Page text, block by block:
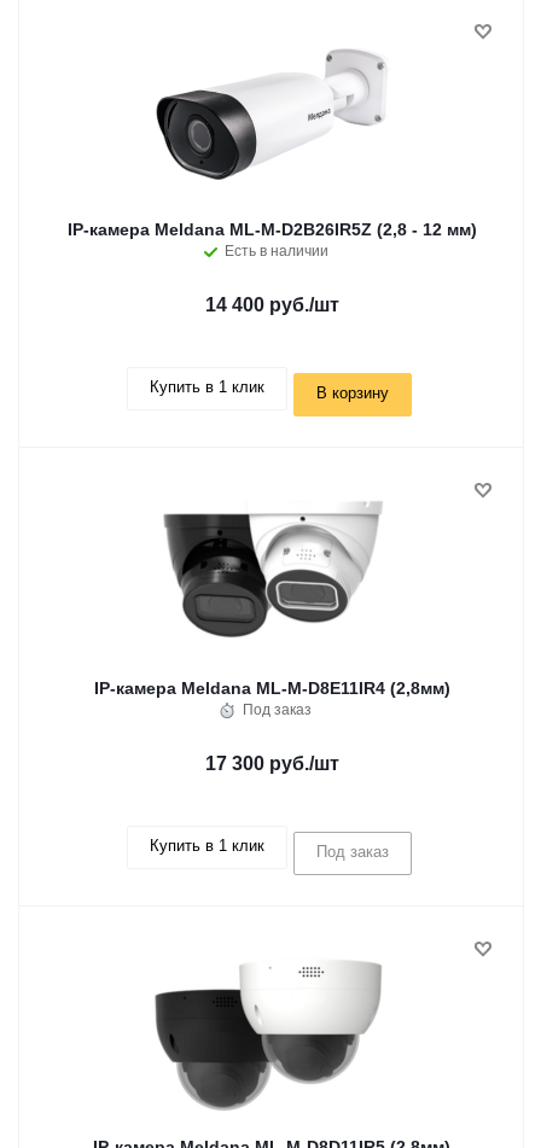
IP-камера Meldana ML-M-D2B26IR5Z (2,8 - 12 мм)
Есть в наличии
14 400 руб./шт
Купить в 1 клик В корзину
IP-камера Meldana ML-M-D8E11IR4 (2,8мм)
Под заказ
17 300 руб./шт
Купить в 1 клик Под заказ